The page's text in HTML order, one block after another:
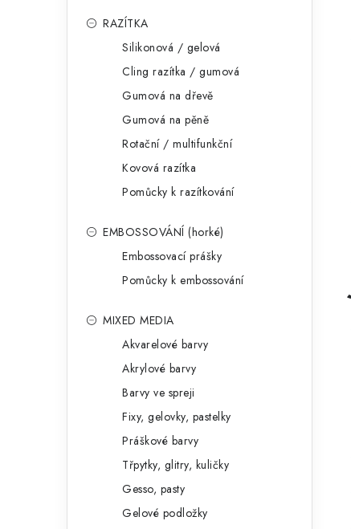
RAZÍTKA
Silikonová / gelová
Cling razítka / gumová
Gumová na dřevě
Gumová na pěně
Rotační / multifunkční
Kovová razítka
Pomůcky k razítkování
EMBOSSOVÁNÍ (horké)
Embossovací prášky
Pomůcky k embossování
MIXED MEDIA
Akvarelové barvy
Akrylové barvy
Barvy ve spreji
Fixy, gelovky, pastelky
Práškové barvy
Třpytky, glitry, kuličky
Gesso, pasty
Gelové podložky